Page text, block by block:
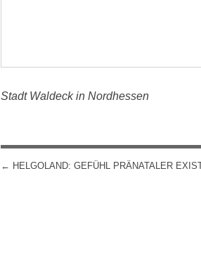
Stadt Waldeck in Nordhessen
POST NAVIGATION
← HELGOLAND: GEFÜHL PRÄNATALER